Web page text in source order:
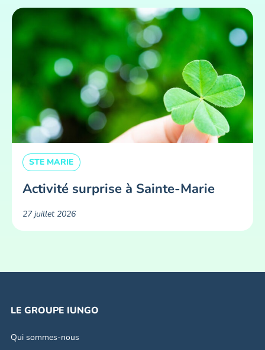
STE MARIE
Activité surprise à Sainte-Marie
27 juillet 2026
LE GROUPE IUNGO
Qui sommes-nous